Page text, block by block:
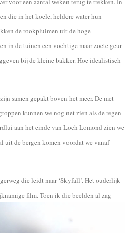
die in het koele, heldere water hun
de rookpluimen uit de hoge
in de tuinen een vochtige maar zoete geur
bij de kleine bakker. Hoe idealistisch
samen gepakt boven het meer. De met
kunnen we nog net zien als de regen
aan het einde van Loch Lomond zien we
uit de bergen komen voordat we vanaf
die leidt naar ‘Skyfall’. Het ouderlijk
film. Toen ik die beelden al zag